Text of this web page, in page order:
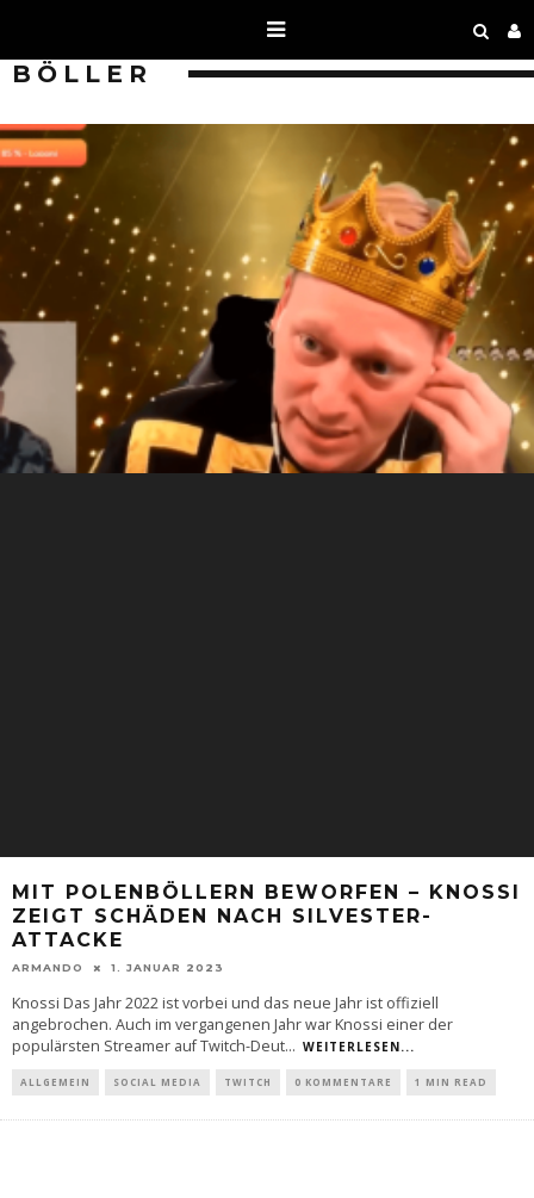
BÖLLER
MIT POLENBÖLLERN BEWORFEN – KNOSSI
ZEIGT SCHÄDEN NACH SILVESTER-
ATTACKE
ARMANDO 1. JANUAR 2023
Knossi Das Jahr 2022 ist vorbei und das neue Jahr ist offiziell
angebrochen. Auch im vergangenen Jahr war Knossi einer der
populärsten Streamer auf Twitch-Deut... WEITERLESEN...
ALLGEMEIN SOCIAL MEDIA TWITCH 0 KOMMENTARE 1 MIN READ